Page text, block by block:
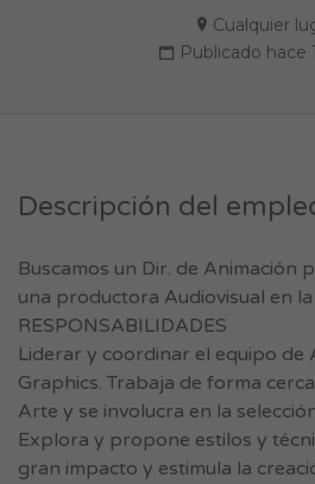
Cualquier
Publicado hace
Descripción del
Buscamos un Dir. de Animación
una productora Audiovisual en
RESPONSABILIDADES
Liderar y coordinar el equipo de
Graphics. Trabaja de forma
Arte y se involucra en la
Explora y propone estilos y
gran impacto y estimula la